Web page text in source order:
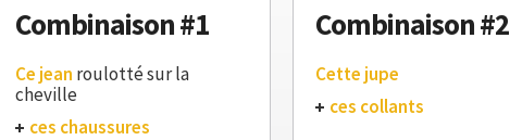
Combinaison #1
Ce jean roulotté sur la
cheville
ces chaussures
Combinaison #2
Cette jupe
ces collants